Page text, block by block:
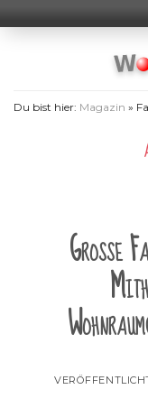
to
Du bist hier: Magazin »
Große